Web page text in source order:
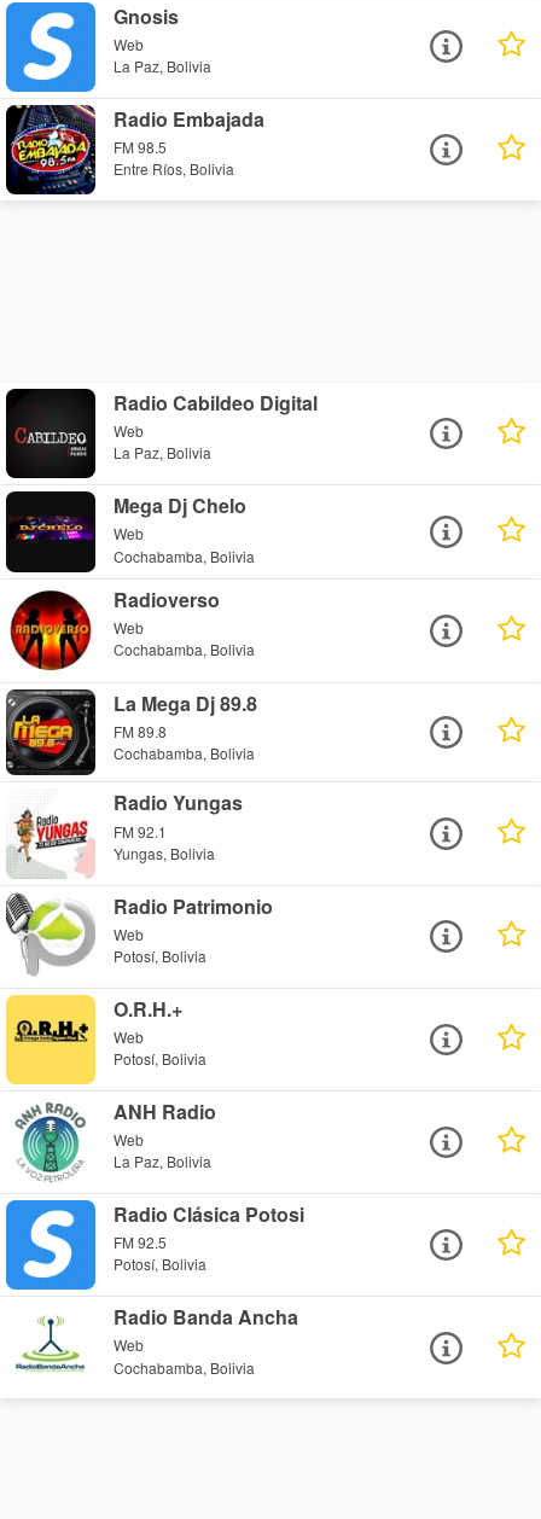
Gnosis
Web
La Paz, Bolivia
Radio Embajada
FM 98.5
Entre Ríos, Bolivia
Radio Cabildeo Digital
Web
La Paz, Bolivia
Mega Dj Chelo
Web
Cochabamba, Bolivia
Radioverso
Web
Cochabamba, Bolivia
La Mega Dj 89.8
FM 89.8
Cochabamba, Bolivia
Radio Yungas
FM 92.1
Yungas, Bolivia
Radio Patrimonio
Web
Potosí, Bolivia
O.R.H.+
Web
Potosí, Bolivia
ANH Radio
Web
La Paz, Bolivia
Radio Clásica Potosi
FM 92.5
Potosí, Bolivia
Radio Banda Ancha
Web
Cochabamba, Bolivia